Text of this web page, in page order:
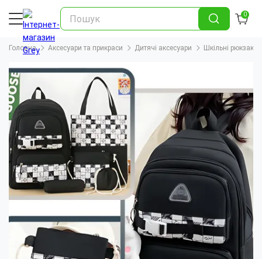
0
Головна Аксесуари та прикраси Дитячі аксесуари Шкільні рюкзаки